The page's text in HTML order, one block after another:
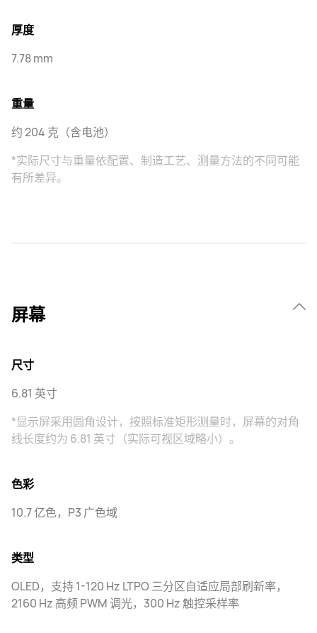
厚度
7.78 mm
重量
约 204 克（含电池）
*实际尺寸与重量依配置、制造工艺、测量方法的不同可能
有所差异。
屏幕
尺寸
6.81 英寸
*显示屏采用圆角设计，按照标准矩形测量时，屏幕的对角
线长度约为 6.81 英寸（实际可视区域略小）。
色彩
10.7 亿色，P3 广色域
类型
OLED，支持 1-120 Hz LTPO 三分区自适应局部刷新率，
2160 Hz 高频 PWM 调光，300 Hz 触控采样率